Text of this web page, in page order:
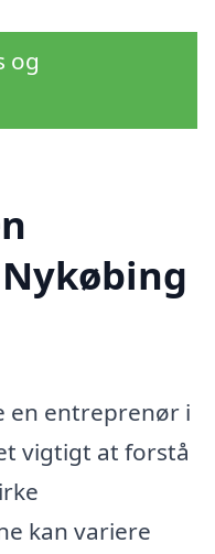
og
en entreprenør i
vigtigt at forstå
kan variere